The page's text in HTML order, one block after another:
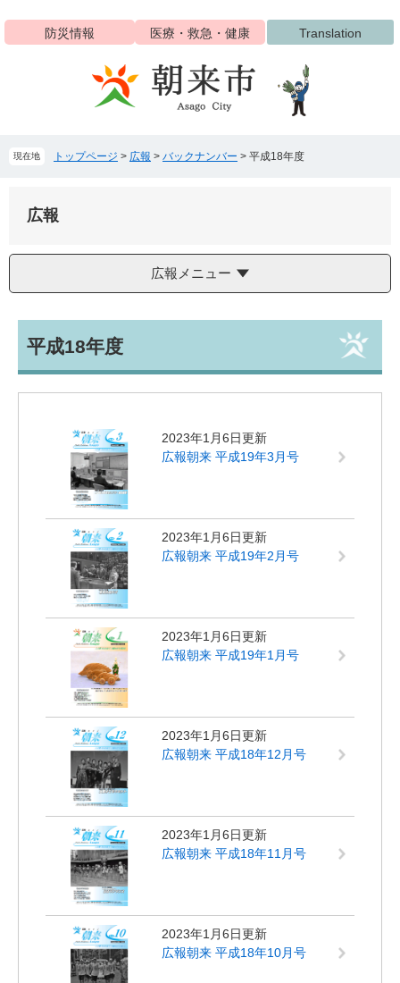
ジ
ュ
防災情報 医療・救急・健康 Translation
現在地 トップページ > 広報 > バックナンバー > 平成18年度
広報
広報メニュー
文平成18年度
2023年1月6日更新
広報朝来 平成19年3月号
2023年1月6日更新
広報朝来 平成19年2月号
2023年1月6日更新
広報朝来 平成19年1月号
2023年1月6日更新
広報朝来 平成18年12月号
2023年1月6日更新
広報朝来 平成18年11月号
2023年1月6日更新
広報朝来 平成18年10月号